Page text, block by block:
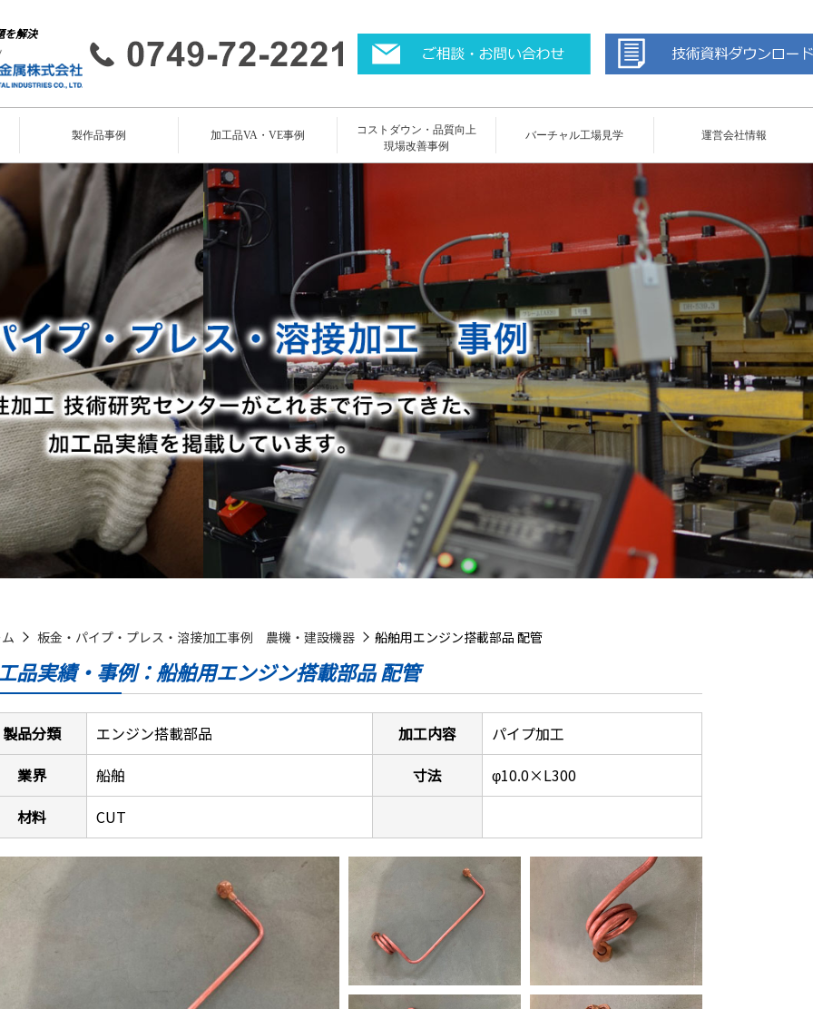
解決
製作品事例 加工品VA・VE事例
コストダウン・品質向上
現場改善事例
バーチャル工場見学 運営会社情報
板金・パイプ・プレス・溶接加工事例 農機・建設機器 船舶用エンジン搭載部品 配管
品実績・事例：船舶用エンジン搭載部品 配管
製品分類 エンジン搭載部品 加工内容
パイプ加工
業界
船舶 寸法
φ10.0×L300
材料
CUT